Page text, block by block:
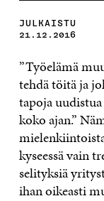
JULKAISTU
21.12.2016
”Työelämä
tehdä töitä ja
tapoja uudistua
koko ajan.”
kyseessä vain
selityksiä
ihan oikeasti